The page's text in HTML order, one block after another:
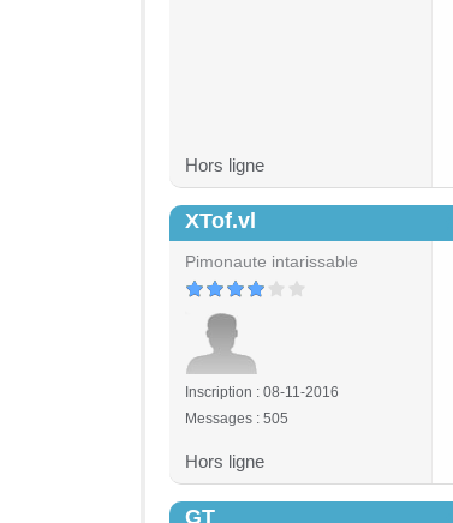
Hors ligne
XTof.vl
Pimonaute intarissable
Inscription : 08-11-2016
Messages : 505
Hors ligne
GT